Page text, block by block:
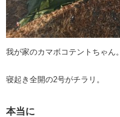
我が家のカマボコテントちゃん。
寝起き全開の2号がチラリ。
本当に